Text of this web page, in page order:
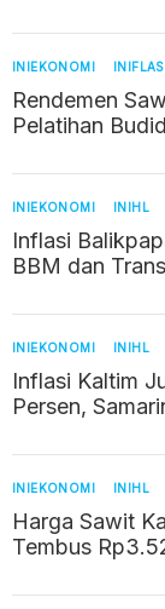
Bulan
INIEKONOMI
Rendemen
Pelatihan
INIEKONOMI INIHL
Inflasi
BBM dan
INIEKONOMI INIHL
Inflasi Kaltim
Persen,
INIEKONOMI INIHL
Harga Sawit
Tembus